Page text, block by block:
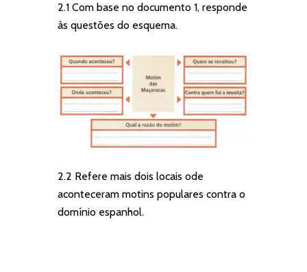
2.1 Com base no documento 1, responde
às questões do esquema.
2.2 Refere mais dois locais ode
aconteceram motins populares contra o
domínio espanhol.